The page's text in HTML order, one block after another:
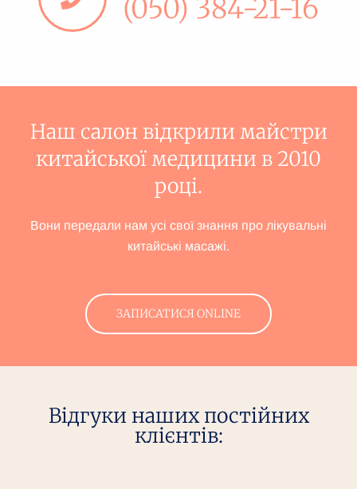
(050) 384-21-16
Наш салон відкрили майстри
китайської медицини в 2010
році.
Вони передали нам усі свої знання про лікувальні
китайські масажі.
ЗАПИСАТИСЯ ONLINE
Відгуки наших постійних
клієнтів: